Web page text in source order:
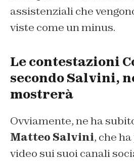
assistenziali che
viste come un minus.
Le contestazioni
secondo Salvini,
mostrerà
Ovviamente, ne ha
Matteo Salvini, che
video sui suoi canali